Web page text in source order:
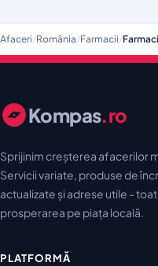
Afaceri/România/Farmacii/
Kompas.ro
Sprijinim creșterea afacerilor
Servicii variate, produse de
actualizate și adrese utile -
prosperarea pe piața locală.
PLATFORMĂ